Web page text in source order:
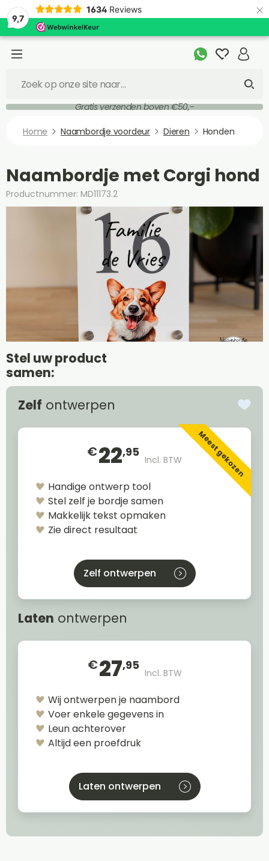
9,7
1634 Reviews ×
Gratis verzenden boven €50,-
Home Naambordje voordeur Dieren Honden
Naambordje met Corgi hond
Productnummer: MD11173.2
Stel uw product
samen:
Zelf ontwerpen
€22,95
Incl. BTW Meest gekozen
Handige ontwerp tool
Stel zelf je bordje samen
Makkelijk tekst opmaken
Zie direct resultaat
Zelf ontwerpen
Laten ontwerpen
€27,95
Incl. BTW
Wij ontwerpen je naambord
Voer enkele gegevens in
Leun achterover
Altijd een proefdruk
Laten ontwerpen